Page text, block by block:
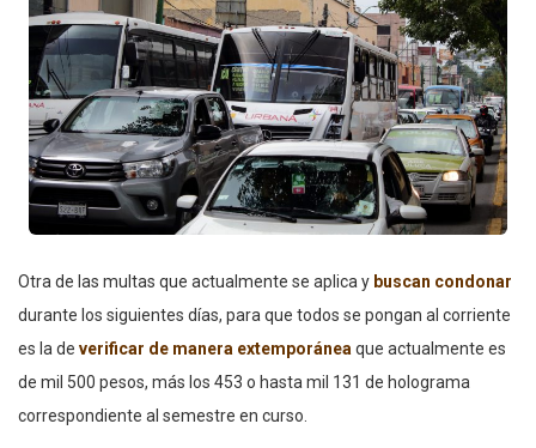
Otra de las multas que actualmente se aplica y buscan condonar
durante los siguientes días, para que todos se pongan al corriente
es la de verificar de manera extemporánea que actualmente es
de mil 500 pesos, más los 453 o hasta mil 131 de holograma
correspondiente al semestre en curso.